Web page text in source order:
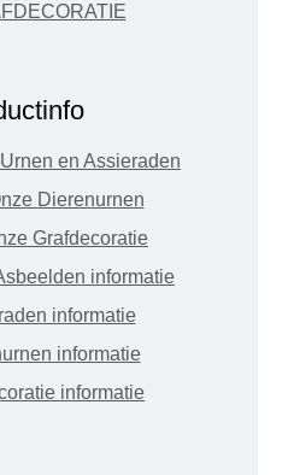
en Assieraden
Dierenurnen
Grafdecoratie
informatie
informatie
informatie
informatie